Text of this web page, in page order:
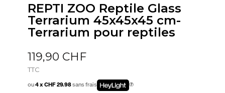
REPTI ZOO Reptile Glass
Terrarium 45x45x45 cm-
Terrarium pour reptiles
119,90 CHF
TTC
ou4 x CHF 29.98sans frais